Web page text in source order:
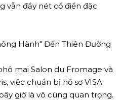
vẫn đầy nét cổ điển đặc
Hành" Đến Thiên Đường
mai Salon du Fromage và
việc chuẩn bị hồ sơ VISA
giờ là vô cùng quan trọng.